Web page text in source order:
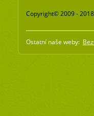
Copyright© 2009 -
Ostatní naše weby: